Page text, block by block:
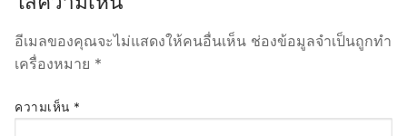
อีเมลของคุณจะไม่แสดงให้คนอื่นเห็น ช่องข้อมูลจำเป็นถูกทำ
เครื่องหมาย *
ความเห็น *